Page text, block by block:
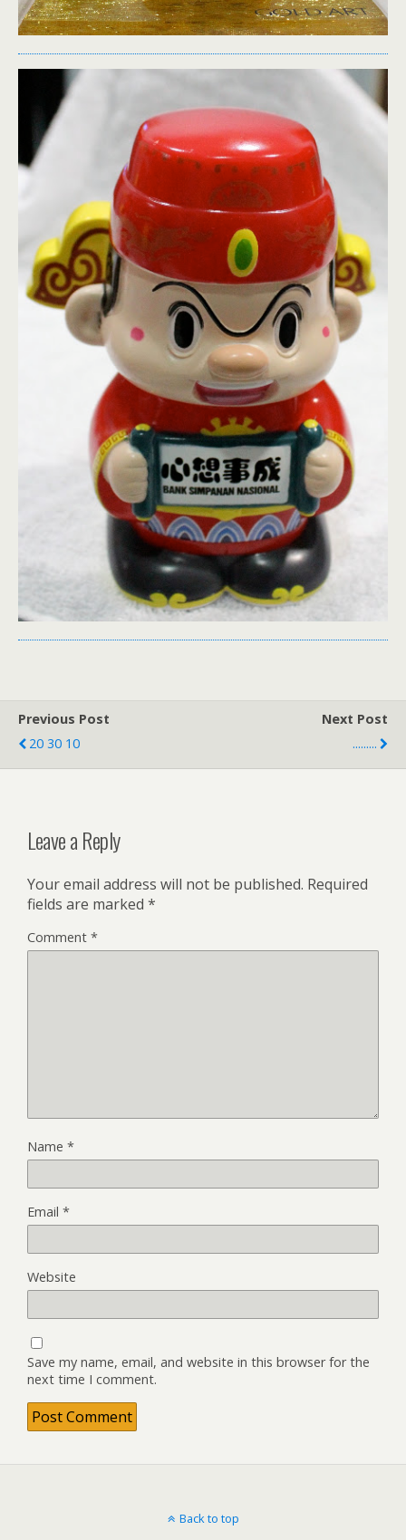
Previous Post
20 30 10
Next Post
.........
Leave a Reply
Your email address will not be published. Required
fields are marked *
Comment *
Name *
Email *
Website
Save my name, email, and website in this browser for the
next time I comment.
Back to top